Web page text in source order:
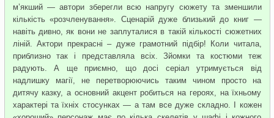
м’якший — автори зберегли всю напругу сюжету та зменшили
кількість «розчленування». Сценарій дуже близький до книг —
навіть дивно, як вони не заплуталися в такій кількості сюжетних
ліній. Актори прекрасні – дуже грамотний підбір! Коли читала,
приблизно так і представляла всіх. Зйомки та костюми теж
радують. А ще приємно, що досі серіал утримується від
надлишку магії, не перетворюючись таким чином просто на
дитячу казку, а основний акцент робиться на героях, на їхньому
характері та їхніх стосунках — а там все дуже складно. І кожен